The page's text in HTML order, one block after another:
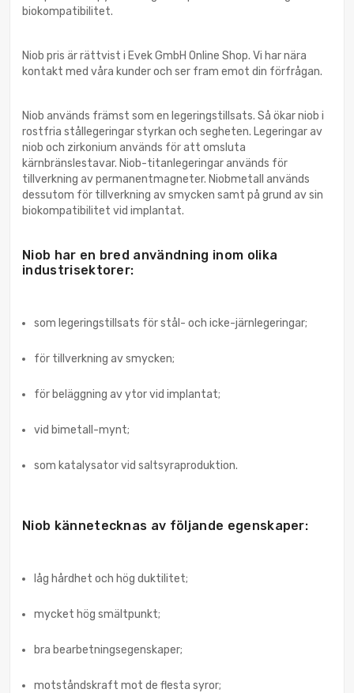
biokompatibilitet.
Niob pris är rättvist i Evek GmbH Online Shop. Vi har nära
kontakt med våra kunder och ser fram emot din förfrågan.
Niob används främst som en legeringstillsats. Så ökar niob i
rostfria stållegeringar styrkan och segheten. Legeringar av
niob och zirkonium används för att omsluta
kärnbränslestavar. Niob-titanlegeringar används för
tillverkning av permanentmagneter. Niobmetall används
dessutom för tillverkning av smycken samt på grund av sin
biokompatibilitet vid implantat.
Niob har en bred användning inom olika
industrisektorer:
som legeringstillsats för stål- och icke-järnlegeringar;
för tillverkning av smycken;
för beläggning av ytor vid implantat;
vid bimetall-mynt;
som katalysator vid saltsyraproduktion.
Niob kännetecknas av följande egenskaper:
låg hårdhet och hög duktilitet;
mycket hög smältpunkt;
bra bearbetningsegenskaper;
motståndskraft mot de flesta syror;